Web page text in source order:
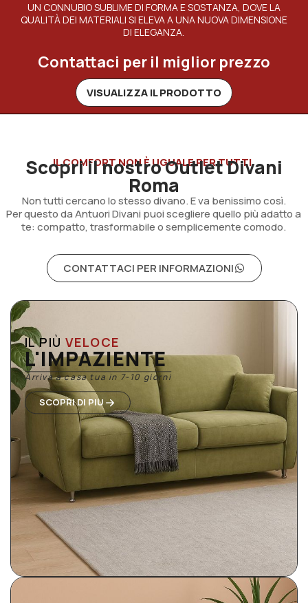
UN CONNUBIO SUBLIME DI FORMA E SOSTANZA, DOVE LA
QUALITÀ DEI MATERIALI SI ELEVA A UNA NUOVA DIMENSIONE
DI ELEGANZA.
Contattaci per il miglior prezzo
VISUALIZZA IL PRODOTTO
IL COMFORT NON È UGUALE PER TUTTI.
Scopri il nostro Outlet Divani
Roma
Non tutti cercano lo stesso divano. E va benissimo così.
Per questo da Antuori Divani puoi scegliere quello più adatto a
te: compatto, trasformabile o semplicemente comodo.
CONTATTACI PER INFORMAZIONI
IL PIÙ VELOCE
L'IMPAZIENTE
Arriva a casa tua in 7-10 giorni
SCOPRI DI PIU